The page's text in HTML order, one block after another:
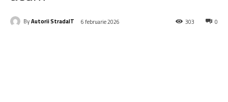
ByAutorii StradaIT 6 februarie 2026 0
303